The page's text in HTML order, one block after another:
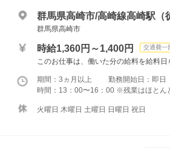
群馬県高崎市/高崎線高崎駅（
群馬県高崎市
時給1,360円～1,400円 交通費一
このお仕事は、働いた分の給料を給料
期間：3ヵ月以上 勤務開始日：即日
時間：13：00〜16：00 ※残業はほとん
火曜日 木曜日 土曜日 日曜日 祝日